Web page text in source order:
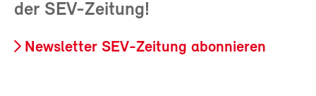
der SEV-Zeitung!
Newsletter SEV-Zeitung abonnieren